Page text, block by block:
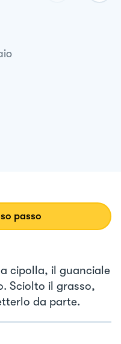
passo
cipolla, il guanciale
Sciolto il grasso,
da parte.